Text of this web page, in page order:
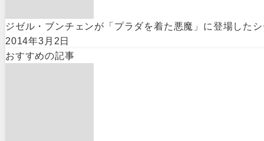
ジゼル・ブンチェンが「プラダを着た悪魔」に登場した
2014年3月2日
おすすめの記事